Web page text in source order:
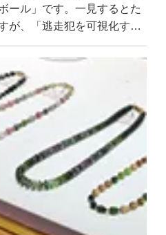
ール」です。一見するとた
が、「逃走犯を可視化す
った仕組みが詰まっていま
ーボールの基本知識から効
まで、店舗・企業向けにわ